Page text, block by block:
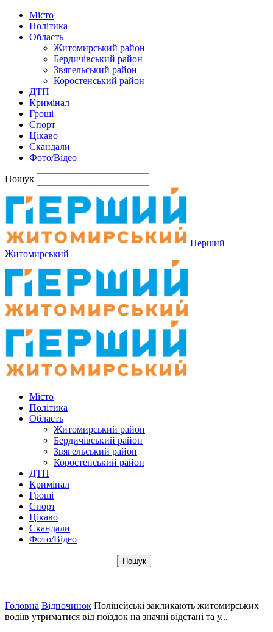
Місто
Політика
Область
Житомирський район
Бердичівський район
Звягельський район
Коростенський район
ДТП
Кримінал
Гроші
Спорт
Цікаво
Скандали
Фото/Відео
Пошук
Перший
Житомирський
Місто
Політика
Область
Житомирський район
Бердичівський район
Звягельський район
Коростенський район
ДТП
Кримінал
Гроші
Спорт
Цікаво
Скандали
Фото/Відео
Головна Відпочинок Поліцейські закликають житомирських
водіїв утриматися від поїздок на значні відстані та у...